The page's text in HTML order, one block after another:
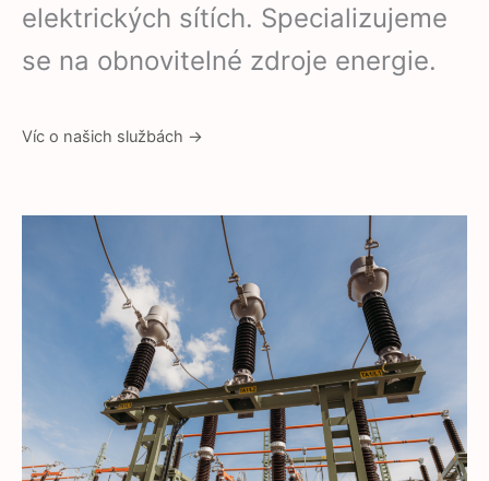
elektrických sítích. Specializujeme
se na obnovitelné zdroje energie.
Víc o našich službách →